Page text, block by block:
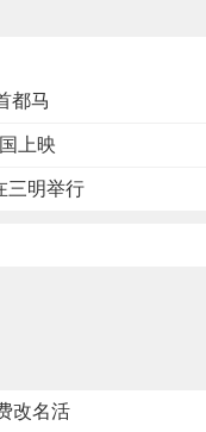
都马
上映
三明举行
改名活